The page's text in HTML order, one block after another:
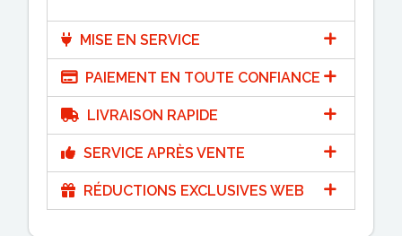
MISE EN SERVICE
PAIEMENT EN TOUTE CONFIANCE
LIVRAISON RAPIDE
SERVICE APRÈS VENTE
RÉDUCTIONS EXCLUSIVES WEB